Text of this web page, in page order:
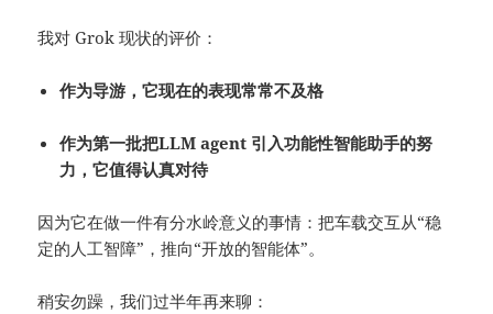
我对 Grok 现状的评价：
作为导游，它现在的表现常常不及格
作为第一批把LLM agent 引入功能性智能助手的努
力，它值得认真对待
因为它在做一件有分水岭意义的事情：把车载交互从“稳
定的人工智障”，推向“开放的智能体”。
稍安勿躁，我们过半年再来聊：